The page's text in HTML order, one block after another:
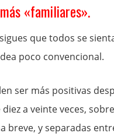
«familiares».
que todos se
poco convencional.
ser más positivas
a veinte veces,
breve, y separadas